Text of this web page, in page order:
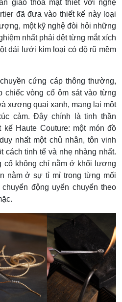
giao thoa mật thiết với nghệ
đã đưa vào thiết kế này loại
một kỹ nghệ đòi hỏi những
nhất phải dệt từng mắt xích
dải lưới kim loại có độ rũ mềm
cứng cáp thông thường,
chiếc vòng cổ ôm sát vào từng
xương quai xanh, mang lại một
cảm. Đây chính là tinh thần
Haute Couture: một món đồ
nhất một chủ nhân, tôn vinh
cách tinh tế và nhẹ nhàng nhất.
cổ không chỉ nằm ở khối lượng
nằm ở sự tỉ mỉ trong từng mối
động uyển chuyển theo